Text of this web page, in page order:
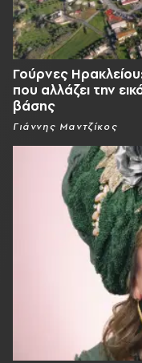
Γούρνες
που αλλάζει την
βάσης
Γιάννης Μαντζίκος